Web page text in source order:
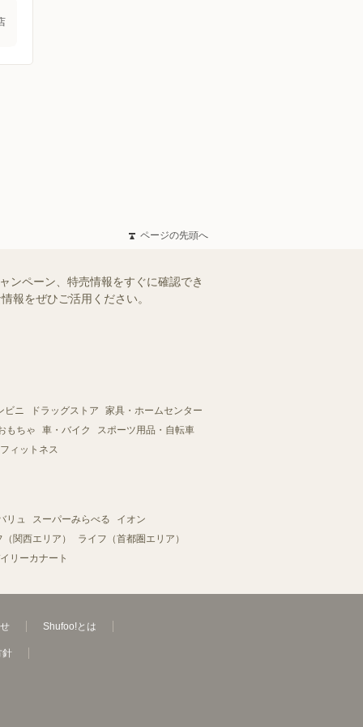
ページの先頭へ
ンペーン、特売情報をすぐに確認でき
報をぜひご活用ください。
ビニ ドラッグストア
家具・ホームセンター
もちゃ 車・バイク
スポーツ用品・自転車
ィットネス
リュ スーパーみらべる
イオン
関西エリア）
ライフ（首都圏エリア）
リーカナート
Shufoo!とは
針